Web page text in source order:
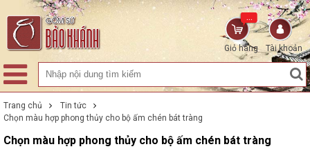
Tài khoản
Giỏ hàng
...
Trang chủ
Tin tức
Chọn màu hợp phong thủy cho bộ ấm chén bát tràng
Chọn màu hợp phong thủy cho bộ ấm chén bát tràng